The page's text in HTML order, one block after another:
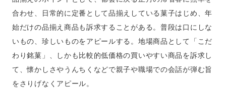
合わせ、日常的に定番として品揃えしている菓子はじめ、年
始だけの品揃え商品も訴求することがある。普段は口にしな
いもの、珍しいものをアピールする。地場商品として「こだ
わり銘菓」、しかも比較的低価格の買いやすい商品を訴求し
て、懐かしさやうんちくなどで親子や職場での会話が弾む旨
をさりげなくアピール。